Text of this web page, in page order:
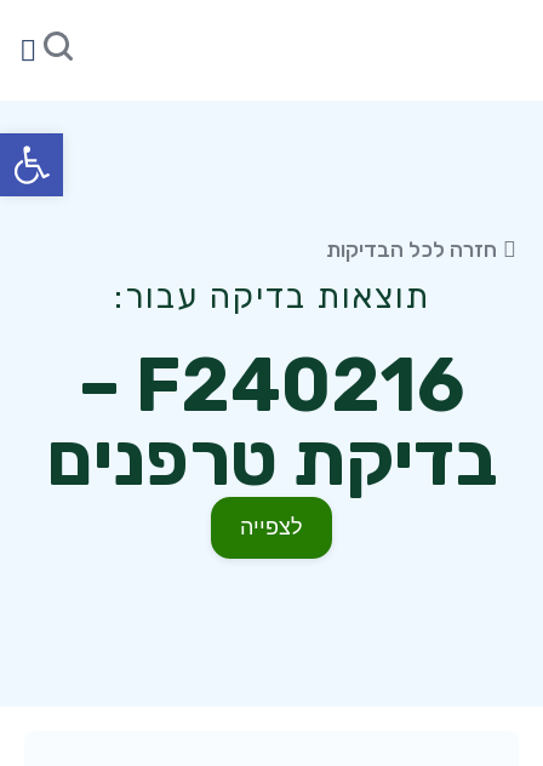
פתח
חזרה לכל הבדיקות
תוצאות בדיקה עבור:
F240216 –
בדיקת טרפנים
לצפייה